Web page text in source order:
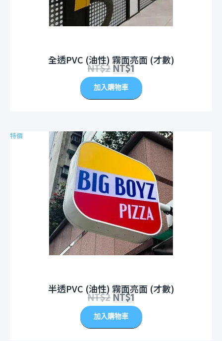
全透PVC (油性) 霧面亮面 (才數)
NT$2NT$1
加入購物車
特價
半透PVC (油性) 霧面亮面 (才數)
NT$2NT$1
加入購物車